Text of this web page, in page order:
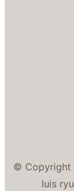
© Copyright
luis